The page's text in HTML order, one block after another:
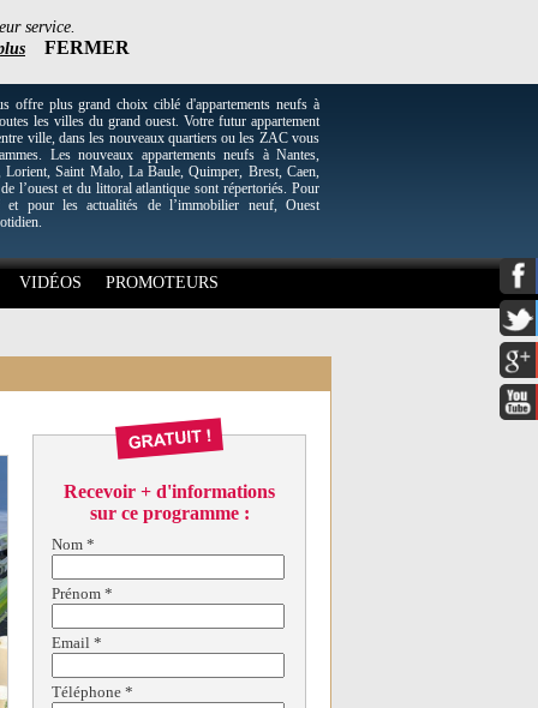
service.
FERMER
plus grand choix ciblé d'appartements neufs à
les villes du grand ouest. Votre futur appartement
ville, dans les nouveaux quartiers ou les ZAC vous
Les nouveaux appartements neufs à Nantes,
Lorient, Saint Malo, La Baule, Quimper, Brest, Caen,
l’ouest et du littoral atlantique sont répertoriés. Pour
et pour les actualités de l’immobilier neuf, Ouest
VIDÉOS PROMOTEURS
Recevoir + d'informations
sur ce programme :
Nom *
Prénom *
Email *
Téléphone *